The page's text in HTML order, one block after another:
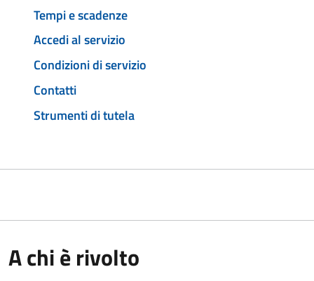
Tempi e scadenze
Accedi al servizio
Condizioni di servizio
Contatti
Strumenti di tutela
A chi è rivolto